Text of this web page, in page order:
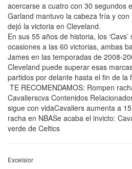
acercarse a cuatro con 30 segundos
Garland mantuvo la cabeza fría y
dejó la victoria en Cleveland.
En sus 55 años de historia, los
ocasiones a las 60 victorias, ambas
James en las temporadas de 2008-
Cleveland puede superar esas
partidos por delante hasta el fin de la
TE RECOMENDAMOS: Rompen
Cavalierscva Contenidos
sigue con vidaCavaliers aumenta a
racha en NBASe acaba el invicto:
verde de Celtics
Excelsior